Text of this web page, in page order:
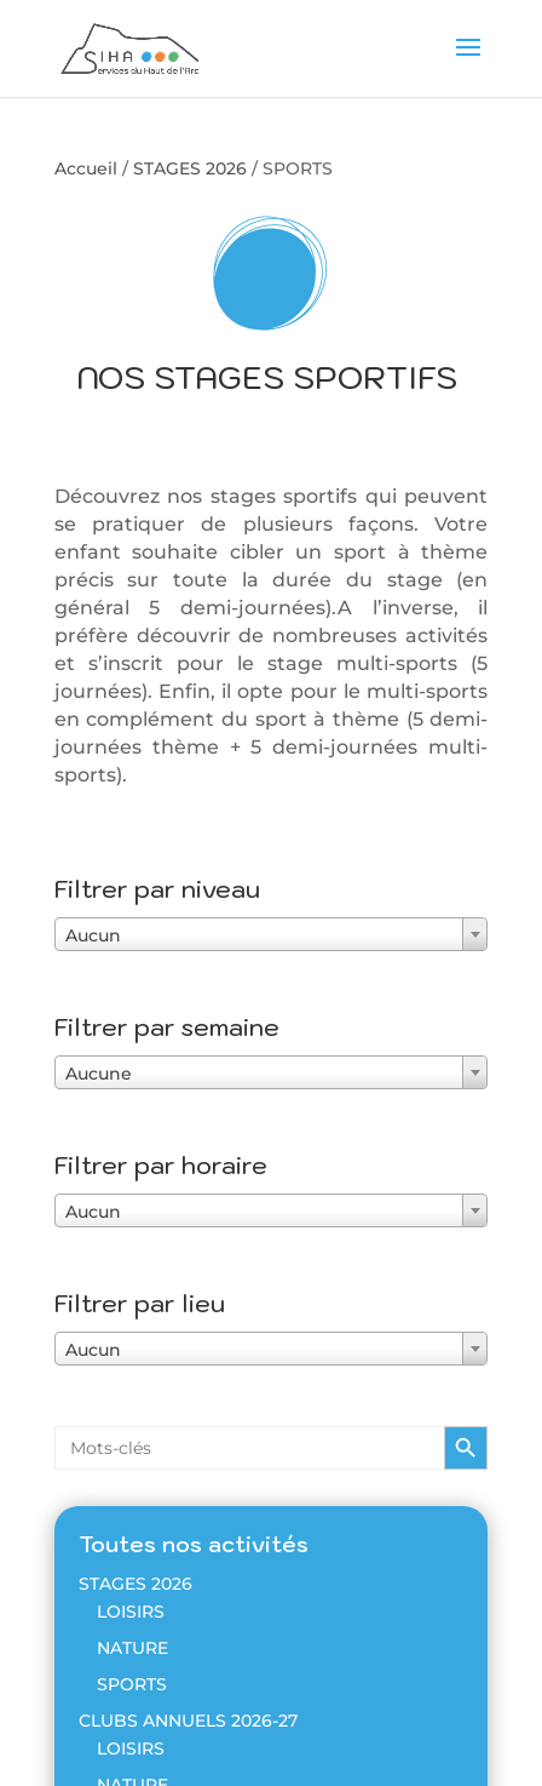
Accueil /STAGES 2026/ SPORTS
NOS STAGES SPORTIFS
Découvrez nos stages sportifs qui peuvent
se pratiquer de plusieurs façons. Votre
enfant souhaite cibler un sport à thème
précis sur toute la durée du stage (en
général 5 demi-journées).A l’inverse, il
préfère découvrir de nombreuses activités
et s’inscrit pour le stage multi-sports (5
journées). Enfin, il opte pour le multi-sports
en complément du sport à thème (5 demi-
journées thème + 5 demi-journées multi-
sports).
Filtrer par niveau
Aucun
Filtrer par semaine
Aucune
Filtrer par horaire
Aucun
Filtrer par lieu
Aucun
for:
Search Button
Toutes nos activités
STAGES 2026
LOISIRS
NATURE
SPORTS
CLUBS ANNUELS 2026-27
LOISIRS